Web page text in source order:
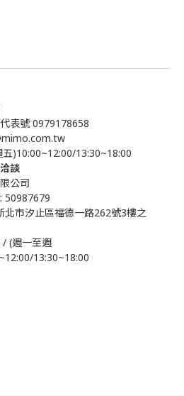
表號 0979178658
五)10:00~12:00/13:30~18:00
談
公司
50987679
北市汐止區福德一路262號3樓之
(週一至週
13:30~18:00